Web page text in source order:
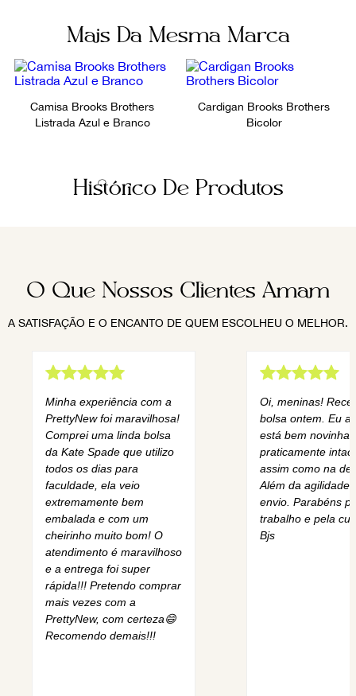
Ocasião
Dia a Dia / Noite
Tamanho aproximado
Brasil
GG
Mais Da Mesma Marca
Camisa Brooks Brothers
Listrada Azul e Branco
Cardigan Brooks Brothers
Bicolor
Histórico De Produtos
O Que Nossos Clientes Amam
A SATISFAÇÃO E O ENCANTO DE QUEM ESCOLHEU O MELHOR.
Minha experiência com a
PrettyNew foi maravilhosa!
Comprei uma linda bolsa
da Kate Spade que utilizo
todos os dias para
faculdade, ela veio
extremamente bem
embalada e com um
cheirinho muito bom! O
atendimento é maravilhoso
e a entrega foi super
rápida!!! Pretendo comprar
mais vezes com a
PrettyNew, com certeza😄
Recomendo demais!!!
Oi, meninas!
bolsa ontem. Eu
está bem novinha,
praticamente
assim como na
Além da agilidade
envio. Parabéns
trabalho e pela
Bjs